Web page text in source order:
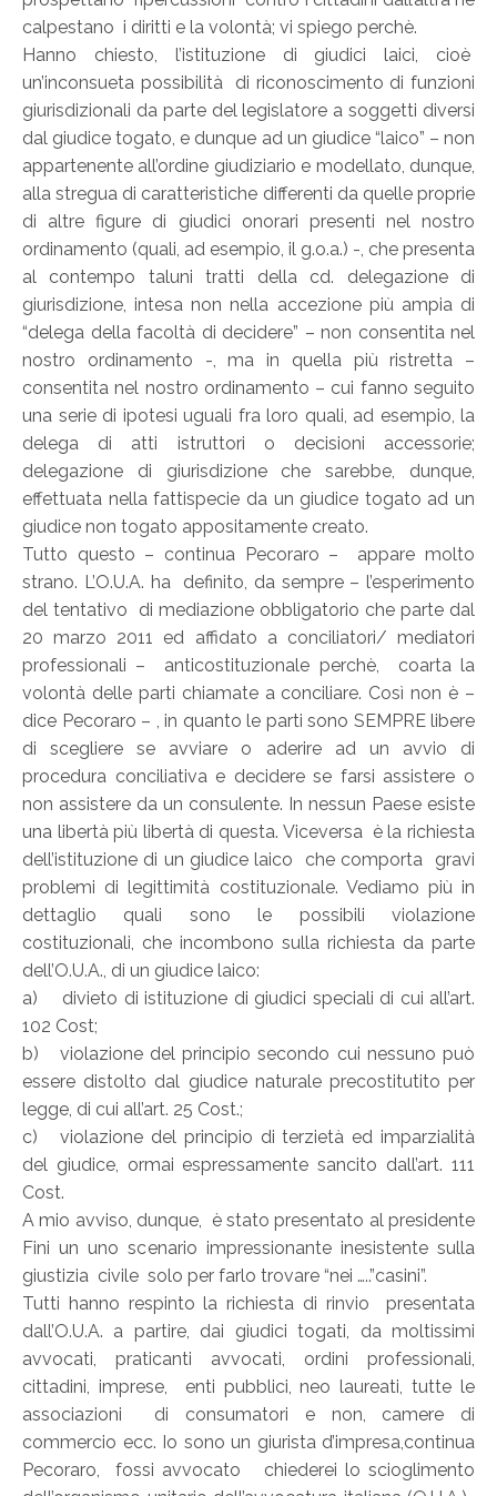
calpestano i diritti e la volontà; vi spiego perchè.
Hanno chiesto, l’istituzione di giudici laici, cioè
un’inconsueta possibilità di riconoscimento di funzioni
giurisdizionali da parte del legislatore a soggetti diversi
dal giudice togato, e dunque ad un giudice “laico” – non
appartenente all’ordine giudiziario e modellato, dunque,
alla stregua di caratteristiche differenti da quelle proprie
di altre figure di giudici onorari presenti nel nostro
ordinamento (quali, ad esempio, il g.o.a.) -, che presenta
al contempo taluni tratti della cd. delegazione di
giurisdizione, intesa non nella accezione più ampia di
“delega della facoltà di decidere” – non consentita nel
nostro ordinamento -, ma in quella più ristretta –
consentita nel nostro ordinamento – cui fanno seguito
una serie di ipotesi uguali fra loro quali, ad esempio, la
delega di atti istruttori o decisioni accessorie;
delegazione di giurisdizione che sarebbe, dunque,
effettuata nella fattispecie da un giudice togato ad un
giudice non togato appositamente creato.
Tutto questo – continua Pecoraro – appare molto
strano. L’O.U.A. ha definito, da sempre – l’esperimento
del tentativo di mediazione obbligatorio che parte dal
20 marzo 2011 ed affidato a conciliatori/ mediatori
professionali – anticostituzionale perchè, coarta la
volontà delle parti chiamate a conciliare. Così non è –
dice Pecoraro – , in quanto le parti sono SEMPRE libere
di scegliere se avviare o aderire ad un avvio di
procedura conciliativa e decidere se farsi assistere o
non assistere da un consulente. In nessun Paese esiste
una libertà più libertà di questa. Viceversa è la richiesta
dell’istituzione di un giudice laico che comporta gravi
problemi di legittimità costituzionale. Vediamo più in
dettaglio quali sono le possibili violazione
costituzionali, che incombono sulla richiesta da parte
dell’O.U.A., di un giudice laico:
a) divieto di istituzione di giudici speciali di cui all’art.
102 Cost;
b) violazione del principio secondo cui nessuno può
essere distolto dal giudice naturale precostitutito per
legge, di cui all’art. 25 Cost.;
c) violazione del principio di terzietà ed imparzialità
del giudice, ormai espressamente sancito dall’art. 111
Cost.
A mio avviso, dunque, è stato presentato al presidente
Fini un uno scenario impressionante inesistente sulla
giustizia civile solo per farlo trovare “nei …..”casini”.
Tutti hanno respinto la richiesta di rinvio presentata
dall’O.U.A. a partire, dai giudici togati, da moltissimi
avvocati, praticanti avvocati, ordini professionali,
cittadini, imprese, enti pubblici, neo laureati, tutte le
associazioni di consumatori e non, camere di
commercio ecc. Io sono un giurista d’impresa,continua
Pecoraro, fossi avvocato chiederei lo scioglimento